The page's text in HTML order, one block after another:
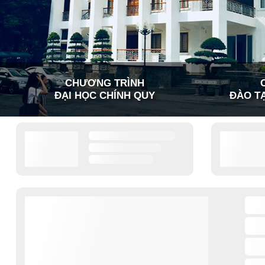
CHƯƠNG TRÌNH
ĐẠI HỌC CHÍNH QUY
ĐÀO